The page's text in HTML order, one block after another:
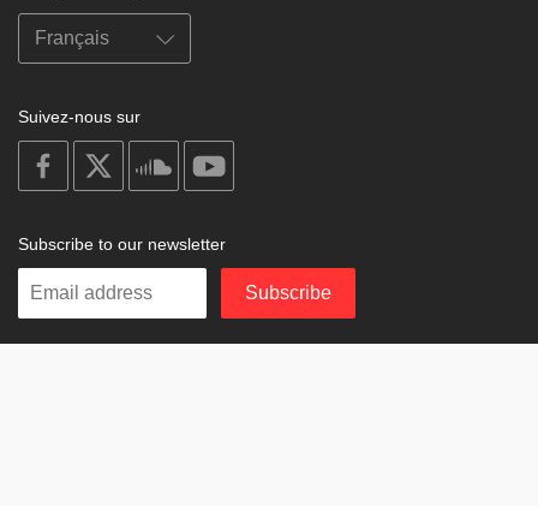
Suivez-nous sur
on
facebook
soundcloud
Subscribe to our newsletter
Enter
Subscribe